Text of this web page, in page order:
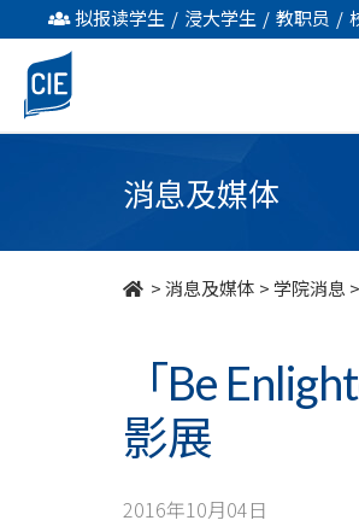
「Be
Enlightened
in
拟报读学生 / 浸大学生 / 教职员 /
消息及媒体
>消息及媒体 >学院消息 >
「Be
影展
2016年10月04日